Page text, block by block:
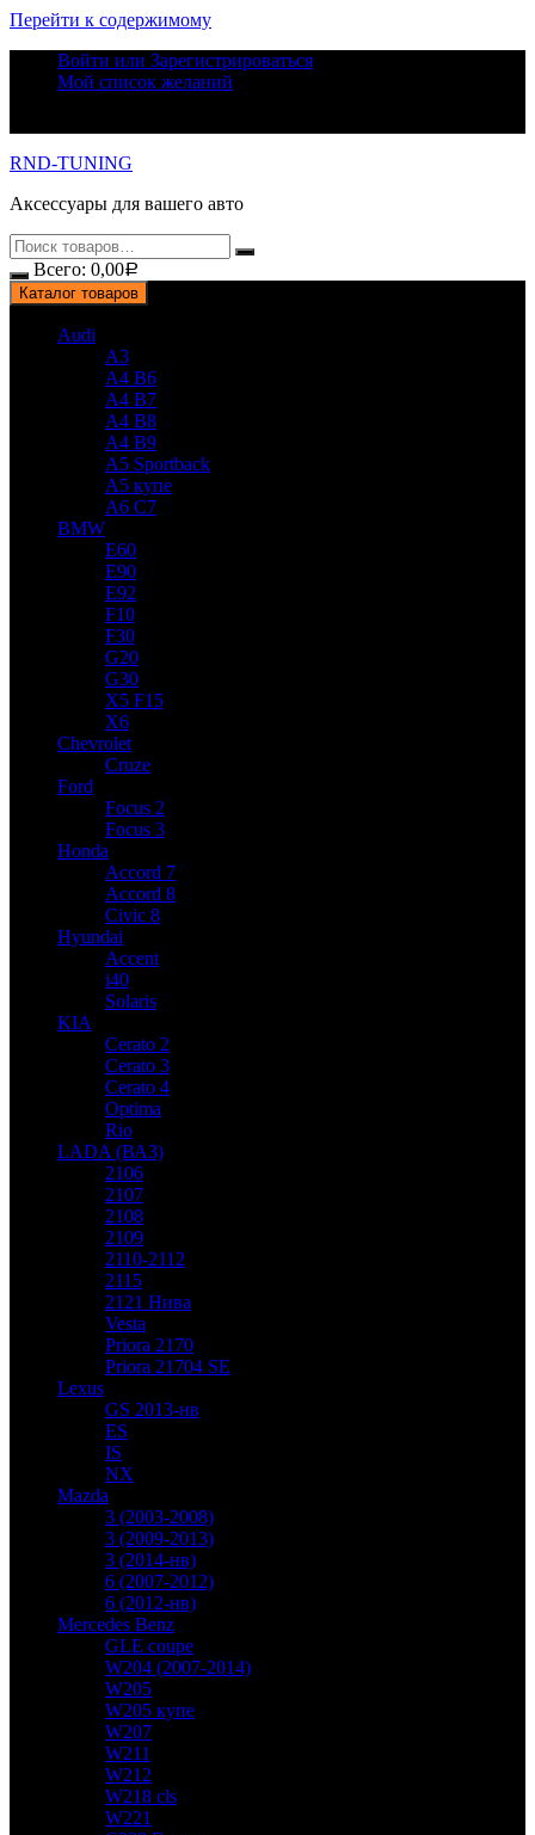
Перейти к содержимому
Войти или Зарегистрироваться
Мой список желаний
RND-TUNING
Аксессуары для вашего авто
Всего: 0,00Р
Каталог товаров
Audi
A3
A4 B6
A4 B7
A4 B8
A4 B9
A5 Sportback
A5 купе
A6 C7
BMW
E60
E90
E92
F10
F30
G20
G30
X5 F15
X6
Chevrolet
Cruze
Ford
Focus 2
Focus 3
Honda
Accord 7
Accord 8
Civic 8
Hyundai
Accent
i40
Solaris
KIA
Cerato 2
Cerato 3
Cerato 4
Optima
Rio
LADA (ВАЗ)
2106
2107
2108
2109
2110-2112
2115
2121 Нива
Vesta
Priora 2170
Priora 21704 SE
Lexus
GS 2013-нв
ES
IS
NX
Mazda
3 (2003-2008)
3 (2009-2013)
3 (2014-нв)
6 (2007-2012)
6 (2012-нв)
Mercedes Benz
GLE coupe
W204 (2007-2014)
W205
W205 купе
W207
W211
W212
W218 cls
W221